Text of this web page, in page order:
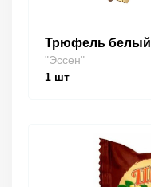
Трюфель белый
"Эссен"
1 шт